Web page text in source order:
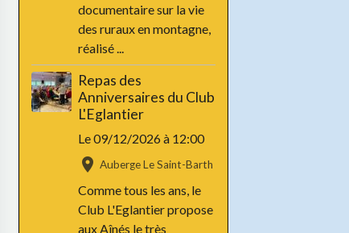
documentaire sur la vie
des ruraux en montagne,
réalisé ...
Repas des
Anniversaires du Club
L'Eglantier
Le 09/12/2026à 12:00
Auberge Le Saint-Barth
Comme tous les ans, le
Club L'Eglantier propose
aux Aînés le très